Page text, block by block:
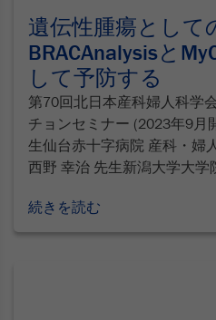
遺伝性腫瘍として
BRACAnalysisと
して予防する
第70回北日本産科婦人科
チョンセミナー (2023年9月
生仙台赤十字病院 産科・
西野 幸治 先生新潟大学大学
続きを読む